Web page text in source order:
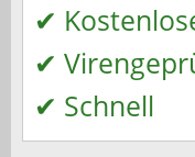
✔
✔
✔ Schnell